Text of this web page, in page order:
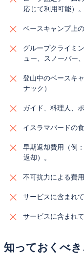
応じて利用可能）。
ベースキャンプ上
グループクライミ
ュー、スノーバー
登山中のベースキ
ナック）
ガイド、料理人、
イスラマバードの
早期返却費用（例
返却）。
不可抗力による費
サービスに含まれ
サービスに含まれ
知っておくべき